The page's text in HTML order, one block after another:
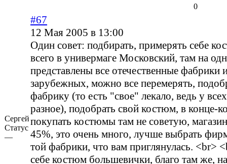
0
Сергей
Статус
—
#67
12 Мая 2005 в 13:00
Один совет: подбирать, примерять себе
всего в универмаге Московский, там на
представлены все отечественные фабрики
зарубежных, можно все перемерять,
фабрику (то есть "свое" лекало, ведь у
разное), подобрать свой костюм, в конце-
покупать костюмы там не советую,
45%, это очень много, лучше выбрать
той фабрики, что вам приглянулась. <br>
себе костюм большевички, благо там же, на